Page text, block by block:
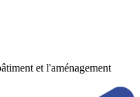
et l'aménagement